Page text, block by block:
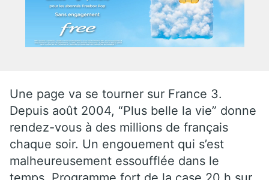
Une page va se tourner sur France 3.
Depuis août 2004, “Plus belle la vie” donne
rendez-vous à des millions de français
chaque soir. Un engouement qui s’est
malheureusement essoufflée dans le